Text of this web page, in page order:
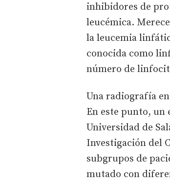
inhibidores de
leucémica.
la leucemia
conocida como
número de
Una radiografía
En este punto,
Universidad de
Investigación del
subgrupos de
mutado con